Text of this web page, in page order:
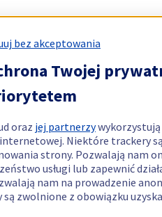
bez akceptowania
Twojej
oraz jej partnerzywykorzystują
Niektóre trackery
strony. Pozwalają nam
usługi lub zapewnić
nam na prowadzenie
zwolnione z obowiązku